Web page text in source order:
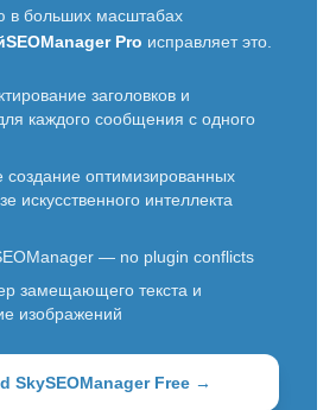
в больших масштабах
Pro исправляет это.
заголовков и
каждого сообщения с одного
создание оптимизированных
искусственного интеллекта
— no plugin conflicts
замещающего текста и
изображений
SkySEOManager Free →